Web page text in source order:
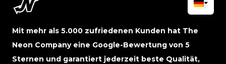
Mit mehr als 5.000 zufriedenen Kunden hat The
Neon Company eine Google-Bewertung von 5
Sternen und garantiert jederzeit beste Qualität,